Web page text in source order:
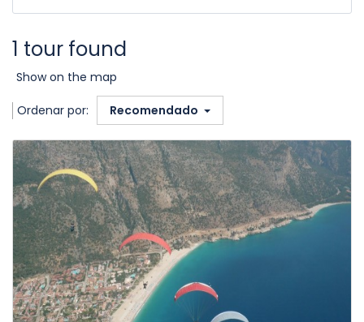
1 tour found
Show on the map
Ordenar por: Recomendado